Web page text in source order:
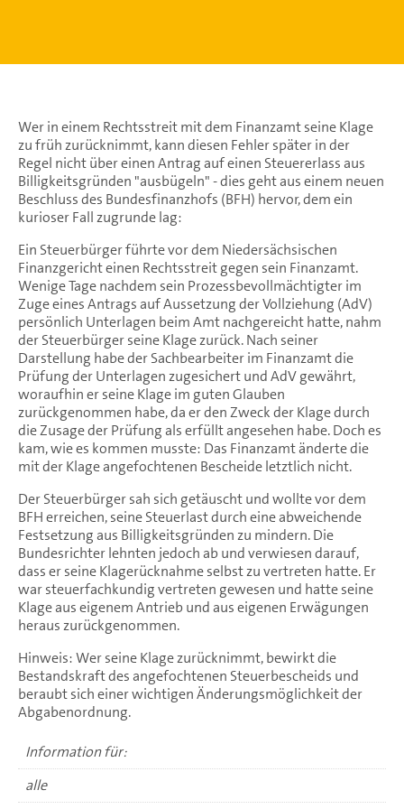
Wer in einem Rechtsstreit mit dem Finanzamt seine Klage
zu früh zurücknimmt, kann diesen Fehler später in der
Regel nicht über einen Antrag auf einen Steuererlass aus
Billigkeitsgründen "ausbügeln" - dies geht aus einem neuen
Beschluss des Bundesfinanzhofs (BFH) hervor, dem ein
kurioser Fall zugrunde lag:
Ein Steuerbürger führte vor dem Niedersächsischen
Finanzgericht einen Rechtsstreit gegen sein Finanzamt.
Wenige Tage nachdem sein Prozessbevollmächtigter im
Zuge eines Antrags auf Aussetzung der Vollziehung (AdV)
persönlich Unterlagen beim Amt nachgereicht hatte, nahm
der Steuerbürger seine Klage zurück. Nach seiner
Darstellung habe der Sachbearbeiter im Finanzamt die
Prüfung der Unterlagen zugesichert und AdV gewährt,
woraufhin er seine Klage im guten Glauben
zurückgenommen habe, da er den Zweck der Klage durch
die Zusage der Prüfung als erfüllt angesehen habe. Doch es
kam, wie es kommen musste: Das Finanzamt änderte die
mit der Klage angefochtenen Bescheide letztlich nicht.
Der Steuerbürger sah sich getäuscht und wollte vor dem
BFH erreichen, seine Steuerlast durch eine abweichende
Festsetzung aus Billigkeitsgründen zu mindern. Die
Bundesrichter lehnten jedoch ab und verwiesen darauf,
dass er seine Klagerücknahme selbst zu vertreten hatte. Er
war steuerfachkundig vertreten gewesen und hatte seine
Klage aus eigenem Antrieb und aus eigenen Erwägungen
heraus zurückgenommen.
Hinweis: Wer seine Klage zurücknimmt, bewirkt die
Bestandskraft des angefochtenen Steuerbescheids und
beraubt sich einer wichtigen Änderungsmöglichkeit der
Abgabenordnung.
Information für:
alle